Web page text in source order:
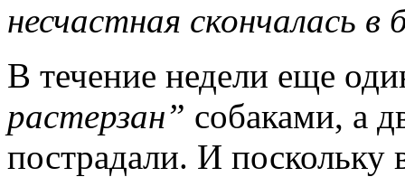
несчастная скончалась в
В течение недели еще
растерзан” собаками, а
пострадали. И поскольку